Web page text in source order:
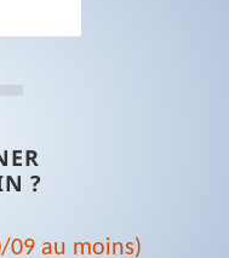
?
09 au moins)